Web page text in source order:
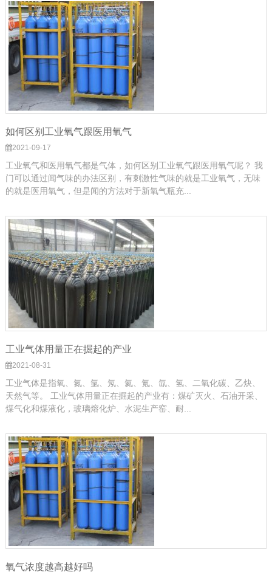
如何区别工业氧气跟医用氧气
2021-09-17
工业氧气和医用氧气都是气体，如何区别工业氧气跟医用氧气呢？ 我
门可以通过闻气味的办法区别，有刺激性气味的就是工业氧气，无味
的就是医用氧气，但是闻的方法对于新氧气瓶充...
工业气体用量正在掘起的产业
2021-08-31
工业气体是指氧、氮、氩、氖、氦、氪、氙、氢、二氧化碳、乙炔、
天然气等。 工业气体用量正在掘起的产业有：煤矿灭火、石油开采、
煤气化和煤液化，玻璃熔化炉、水泥生产窑、耐...
氧气浓度越高越好吗